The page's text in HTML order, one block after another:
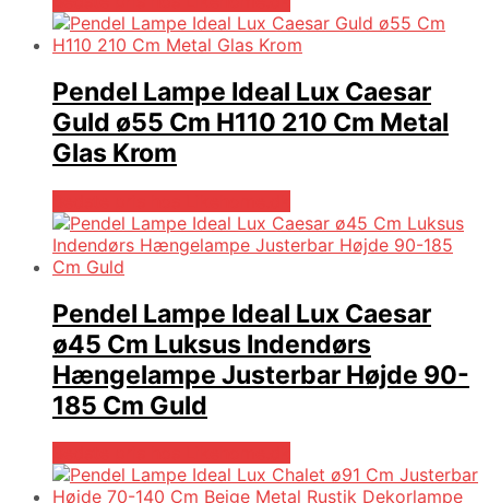
Pendel Lampe Ideal Lux Caesar
Guld ø55 Cm H110 210 Cm Metal
Glas Krom
Pendel Lampe Ideal Lux Caesar
ø45 Cm Luksus Indendørs
Hængelampe Justerbar Højde 90-
185 Cm Guld